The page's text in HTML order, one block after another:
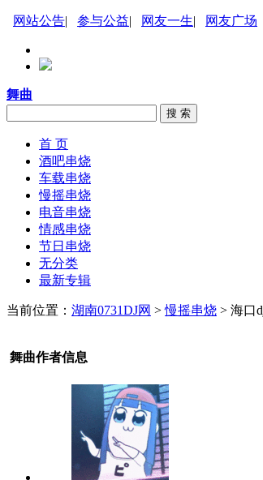
网站公告| 参与公益| 网友一生| 网友广场
舞曲
搜 索
首 页
酒吧串烧
车载串烧
慢摇串烧
电音串烧
情感串烧
节日串烧
无分类
最新专辑
当前位置： 湖南0731DJ网 >慢摇串烧 > 海口
舞曲作者信息